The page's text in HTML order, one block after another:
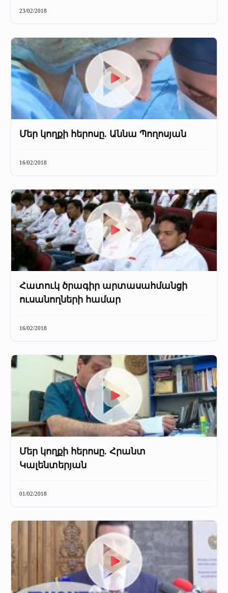
Մամուլը մեր մասին (2023-2024 թթ)
23/02/2018
Մեր կողքի հերոսը. Աննա Պողոսյան
16/02/2018
Հատուկ ծրագիր արտասահմանցի
ուսանողների համար
16/02/2018
Մեր կողքի հերոսը. Հրանտ
Կալենտերյան
01/02/2018